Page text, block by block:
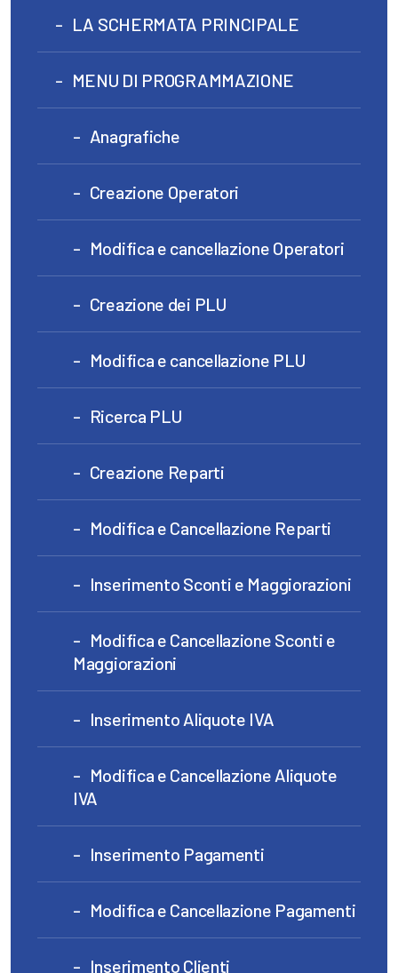
LA SCHERMATA PRINCIPALE
MENU DI PROGRAMMAZIONE
Anagrafiche
Creazione Operatori
Modifica e cancellazione Operatori
Creazione dei PLU
Modifica e cancellazione PLU
Ricerca PLU
Creazione Reparti
Modifica e Cancellazione Reparti
Inserimento Sconti e Maggiorazioni
Modifica e Cancellazione Sconti e
Maggiorazioni
Inserimento Aliquote IVA
Modifica e Cancellazione Aliquote
IVA
Inserimento Pagamenti
Modifica e Cancellazione Pagamenti
Inserimento Clienti